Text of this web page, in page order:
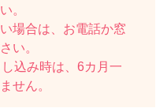
。
場合は、お電話か窓
い。
込み時は、6カ月一
せん。